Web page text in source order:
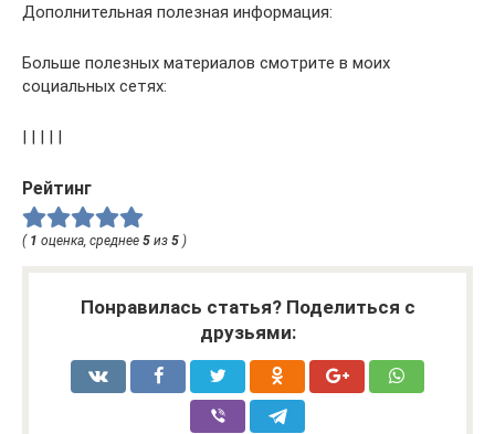
Дополнительная полезная информация:
Больше полезных материалов смотрите в моих
социальных сетях:
| | | | |
Рейтинг
( 1 оценка, среднее 5 из 5 )
Понравилась статья? Поделиться с
друзьями: